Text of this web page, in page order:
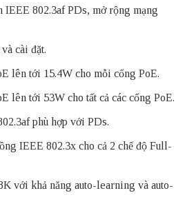
802.3af PDs, mở rộng mạng
cài đặt.
tới 15.4W cho mỗi cổng PoE.
tới 53W cho tất cả các cổng PoE.
phù hợp với PDs.
IEEE 802.3x cho cả 2 chế độ Full-
khả năng auto-learning và auto-